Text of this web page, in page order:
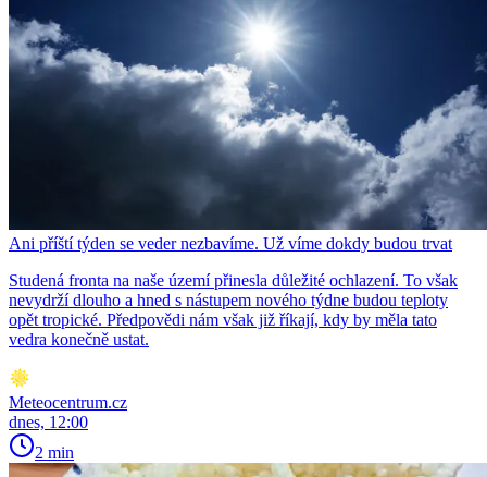
Ani příští týden se veder nezbavíme. Už víme dokdy budou trvat
Studená fronta na naše území přinesla důležité ochlazení. To však
nevydrží dlouho a hned s nástupem nového týdne budou teploty
opět tropické. Předpovědi nám však již říkají, kdy by měla tato
vedra konečně ustat.
Meteocentrum.cz
dnes, 12:00
2 min